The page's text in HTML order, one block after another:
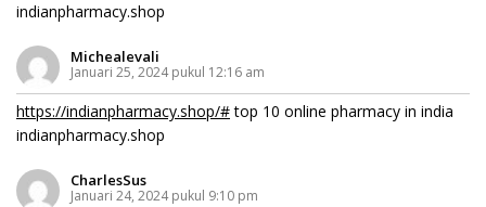
indianpharmacy.shop
Michealevali
Januari 25, 2024 pukul 12:16 am
https://indianpharmacy.shop/#top 10 online pharmacy in india
indianpharmacy.shop
CharlesSus
Januari 24, 2024 pukul 9:10 pm